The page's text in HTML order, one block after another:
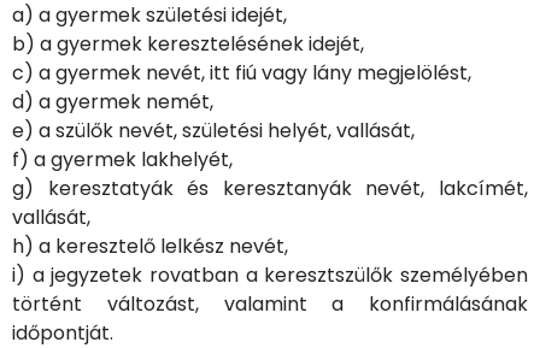
a) a gyermek születési idejét,
b) a gyermek keresztelésének idejét,
c) a gyermek nevét, itt fiú vagy lány megjelölést,
d) a gyermek nemét,
e) a szülők nevét, születési helyét, vallását,
f) a gyermek lakhelyét,
g) keresztatyák és keresztanyák nevét, lakcímét,
vallását,
h) a keresztelő lelkész nevét,
i) a jegyzetek rovatban a keresztszülők személyében
történt változást, valamint a konfirmálásának
időpontját.